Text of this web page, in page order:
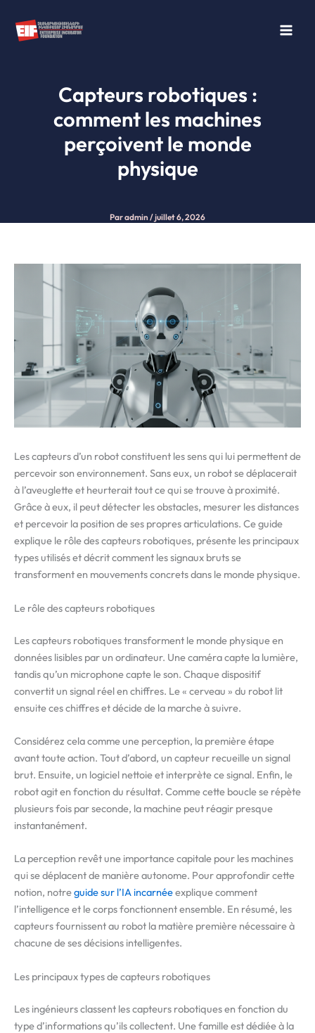
contenu
Capteurs robotiques :
comment les machines
perçoivent le monde
physique
Paradmin /juillet 6, 2026
Les capteurs d’un robot constituent les sens qui lui permettent de
percevoir son environnement. Sans eux, un robot se déplacerait
à l’aveuglette et heurterait tout ce qui se trouve à proximité.
Grâce à eux, il peut détecter les obstacles, mesurer les distances
et percevoir la position de ses propres articulations. Ce guide
explique le rôle des capteurs robotiques, présente les principaux
types utilisés et décrit comment les signaux bruts se
transforment en mouvements concrets dans le monde physique.
Le rôle des capteurs robotiques
Les capteurs robotiques transforment le monde physique en
données lisibles par un ordinateur. Une caméra capte la lumière,
tandis qu’un microphone capte le son. Chaque dispositif
convertit un signal réel en chiffres. Le « cerveau » du robot lit
ensuite ces chiffres et décide de la marche à suivre.
Considérez cela comme une perception, la première étape
avant toute action. Tout d’abord, un capteur recueille un signal
brut. Ensuite, un logiciel nettoie et interprète ce signal. Enfin, le
robot agit en fonction du résultat. Comme cette boucle se répète
plusieurs fois par seconde, la machine peut réagir presque
instantanément.
La perception revêt une importance capitale pour les machines
qui se déplacent de manière autonome. Pour approfondir cette
notion, notreguide sur l’IA incarnéeexplique comment
l’intelligence et le corps fonctionnent ensemble. En résumé, les
capteurs fournissent au robot la matière première nécessaire à
chacune de ses décisions intelligentes.
Les principaux types de capteurs robotiques
Les ingénieurs classent les capteurs robotiques en fonction du
type d’informations qu’ils collectent. Une famille est dédiée à la